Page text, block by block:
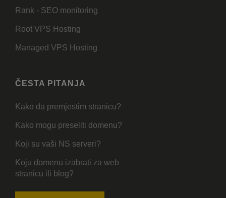
Rank - SEO monitoring
Root VPS Hosting
Managed VPS Hosting
ČESTA PITANJA
Kako da premjestim stranicu?
Kako mogu preseliti domenu?
Koji su vaši NS serveri?
Koju domenu izabrati za web
stranicu ili blog?